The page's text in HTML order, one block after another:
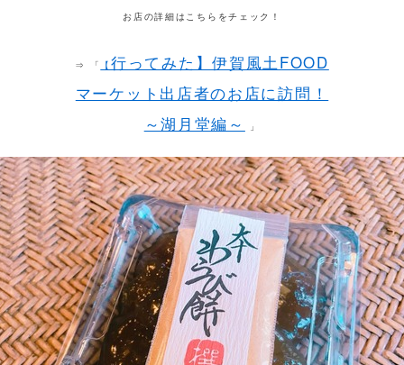
お店の詳細はこちらをチェック！
⇒ 「 【 行ってみた】伊賀風土FOOD
マーケット出店者のお店に訪問！
～湖月堂編～
」